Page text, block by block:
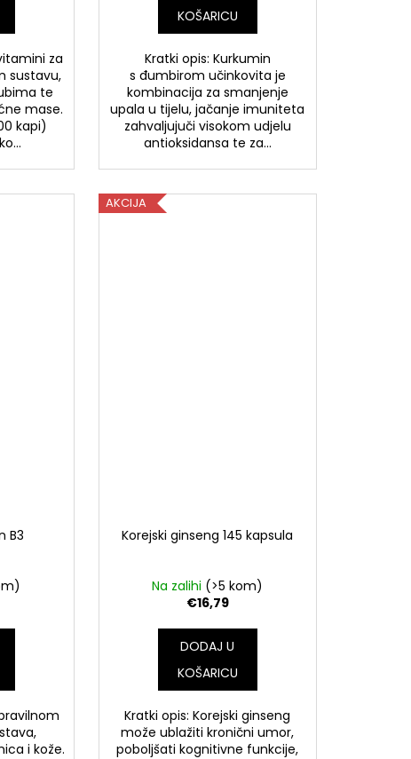
za
sustavu,
te
mase.
kapi)
KOŠARICU
Kratki opis: Kurkumin
s đumbirom učinkovita je
kombinacija za smanjenje
upala u tijelu, jačanje imuniteta
zahvaljujuči visokom udjelu
antioksidansa te za...
B3
i kože.
AKCIJA
Korejski ginseng 145 kapsula
Na zalihi (>5 kom)
€16,79
DODAJ U
KOŠARICU
Kratki opis: Korejski ginseng
može ublažiti kronični umor,
poboljšati kognitivne funkcije,